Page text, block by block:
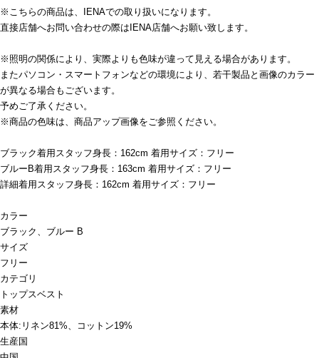
※こちらの商品は、IENAでの取り扱いになります。
直接店舗へお問い合わせの際はIENA店舗へお願い致します。
※照明の関係により、実際よりも色味が違って見える場合があります。
またパソコン・スマートフォンなどの環境により、若干製品と画像のカラー
が異なる場合もございます。
予めご了承ください。
※商品の色味は、商品アップ画像をご参照ください。
ブラック着用スタッフ身長：162cm 着用サイズ：フリー
ブルーB着用スタッフ身長：163cm 着用サイズ：フリー
詳細着用スタッフ身長：162cm 着用サイズ：フリー
カラー
ブラック、ブルー B
サイズ
フリー
カテゴリ
トップスベスト
素材
本体:リネン81%、コットン19%
生産国